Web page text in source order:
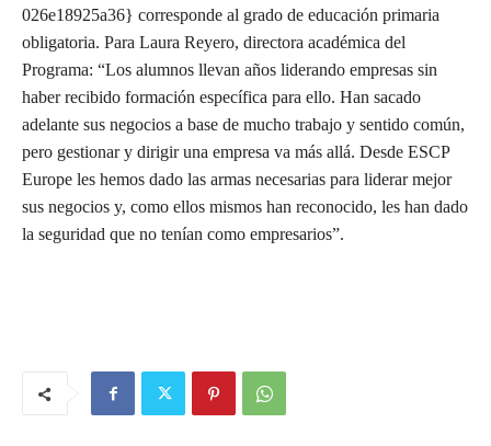
026e18925a36} corresponde al grado de educación primaria
obligatoria. Para Laura Reyero, directora académica del
Programa: “Los alumnos llevan años liderando empresas sin
haber recibido formación específica para ello. Han sacado
adelante sus negocios a base de mucho trabajo y sentido común,
pero gestionar y dirigir una empresa va más allá. Desde ESCP
Europe les hemos dado las armas necesarias para liderar mejor
sus negocios y, como ellos mismos han reconocido, les han dado
la seguridad que no tenían como empresarios”.